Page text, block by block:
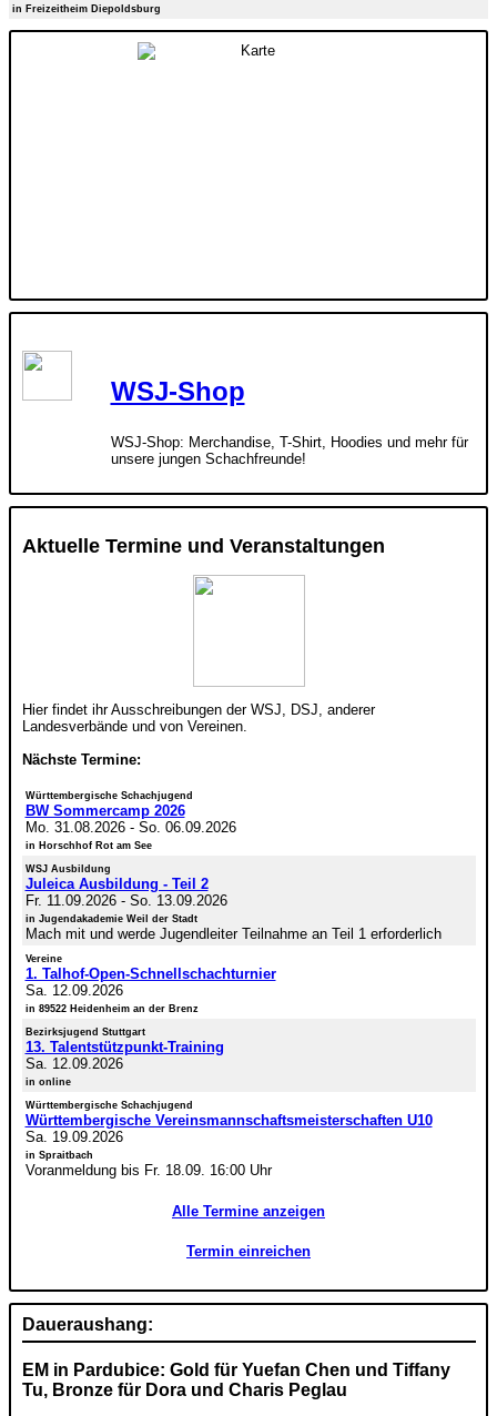
in Freizeitheim Diepoldsburg
WSJ-Shop
WSJ-Shop: Merchandise, T-Shirt, Hoodies und mehr für
unsere jungen Schachfreunde!
Aktuelle Termine und Veranstaltungen
Hier findet ihr Ausschreibungen der WSJ, DSJ, anderer
Landesverbände und von Vereinen.
Nächste Termine:
Württembergische Schachjugend
BW Sommercamp 2026
Mo. 31.08.2026- So. 06.09.2026
in Horschhof Rot am See
WSJ Ausbildung
Juleica Ausbildung - Teil 2
Fr. 11.09.2026- So. 13.09.2026
in Jugendakademie Weil der Stadt
Mach mit und werde Jugendleiter Teilnahme an Teil 1 erforderlich
Vereine
1. Talhof-Open-Schnellschachturnier
Sa. 12.09.2026
in 89522 Heidenheim an der Brenz
Bezirksjugend Stuttgart
13. Talentstützpunkt-Training
Sa. 12.09.2026
in online
Württembergische Schachjugend
Württembergische Vereinsmannschaftsmeisterschaften U10
Sa. 19.09.2026
in Spraitbach
Voranmeldung bis Fr. 18.09. 16:00 Uhr
Alle Termine anzeigen
Termin einreichen
Daueraushang:
EM in Pardubice: Gold für Yuefan Chen und Tiffany
Tu, Bronze für Dora und Charis Peglau